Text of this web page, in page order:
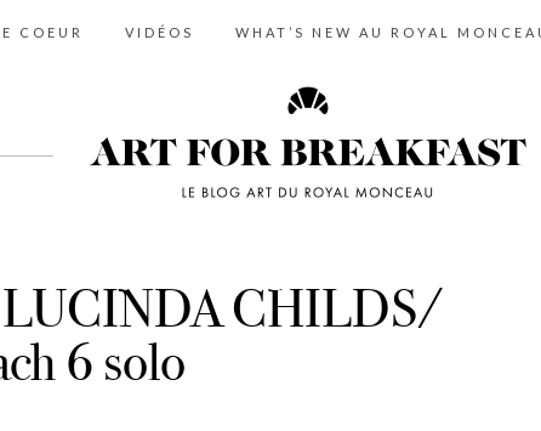
COEUR VIDÉOS WHAT’S NEW AU ROYAL
CHILDS/
6 solo